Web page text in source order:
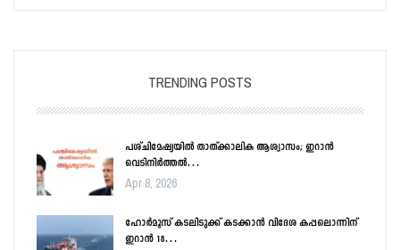
TRENDING POSTS
പശ്ചിമേഷ്യയിൽ താത്ക്കാലിക ആശ്വാസം; ഇറാൻ
വെടിനിർത്തൽ…
Apr 8, 2026
ഹോർമൂസ് കടലിടുക്ക് കടക്കാൻ വിദേശ കപ്പലൊന്നിന്
ഇറാൻ 18…